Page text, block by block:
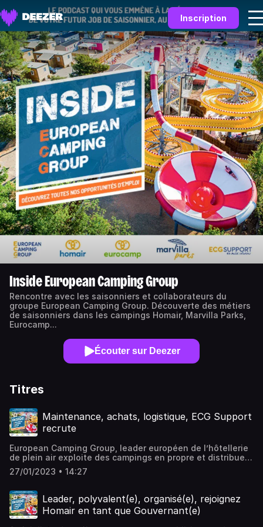
Inscription
Inside European Camping Group
Rencontre avec les saisonniers et collaborateurs du
groupe European Camping Group. Découverte des métiers
de saisonniers dans les campings Homair, Marvilla Parks,
Eurocamp...
Écouter sur Deezer
Titres
Maintenance, achats, logistique, ECG Support
recrute
European Camping Group, leader européen de l’hôtellerie
de plein air exploite des campings en propre et distribue
des séjours en mobil home aussi bien dans ses campings
que dans des campings partenaires en France, en
SUPPORT apporte un service de maintenance, achats et
logistique à chacune des marques du Groupe.Depuis le
siège social de Homair Vacances à Aix En Provence, nous
27/01/2023 • 14:27
Leader, polyvalent(e), organisé(e), rejoignez
Homair en tant que Gouvernant(e)